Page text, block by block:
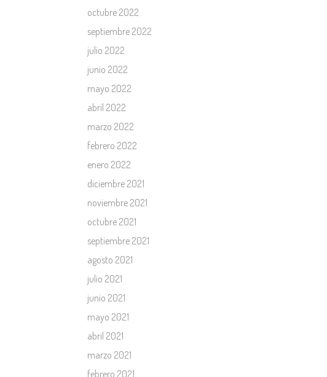
octubre 2022
septiembre 2022
julio 2022
junio 2022
mayo 2022
abril 2022
marzo 2022
febrero 2022
enero 2022
diciembre 2021
noviembre 2021
octubre 2021
septiembre 2021
agosto 2021
julio 2021
junio 2021
mayo 2021
abril 2021
marzo 2021
febrero 2021